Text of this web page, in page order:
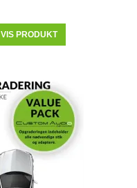
VIS PRODUKT